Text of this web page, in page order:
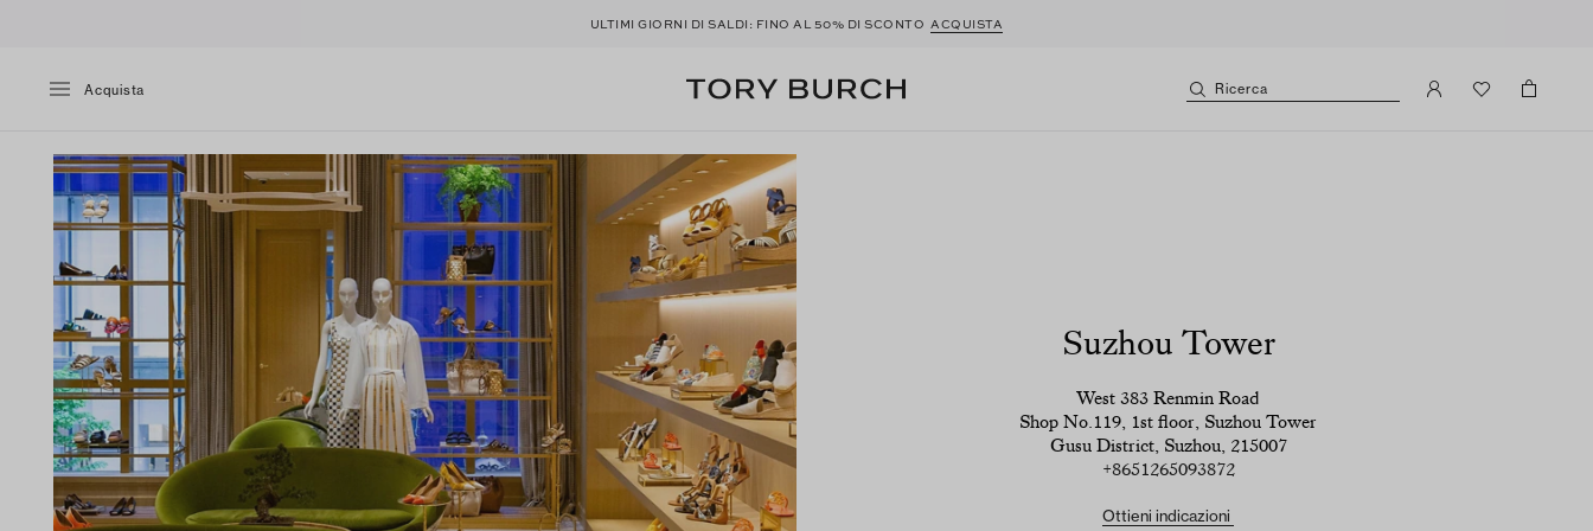
ULTIMI GIORNI DI SALDI: FINO AL 50% DI SCONTO ACQUISTA
Acquista Ricerca
Suzhou Tower
West 383 Renmin Road
Shop No.119, 1st floor, Suzhou Tower
Gusu District, Suzhou, 215007
+8651265093872
Ottieni indicazioni